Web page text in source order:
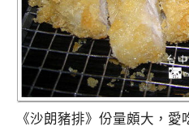
《沙朗豬排》份量頗大，